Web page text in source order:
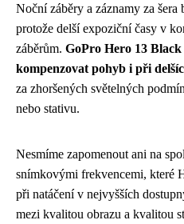
Noční záběry a záznamy za
protože delší expoziční časy v
záběrům. GoPro Hero 13
kompenzovat pohyb i při
za zhoršených světelných
nebo stativu.
Nesmíme zapomenout ani na
snímkovými frekvencemi, které
při natáčení v nejvyšších
mezi kvalitou obrazu a kvalitou